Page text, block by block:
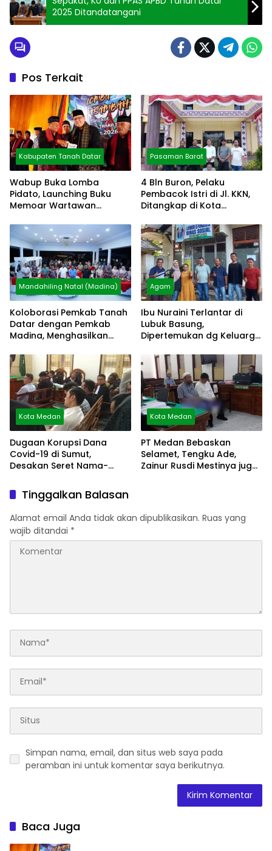
2025 Ditandatangani
Pos Terkait
Kabupaten Tanah Datar
Wabup Buka Lomba
Pidato, Launching Buku
Memoar Wartawan
Pasaman Barat
4 Bln Buron, Pelaku
Pembacok Istri di Jl. KKN,
Ditangkap di Kota
Mandahiling Natal (Madina)
Koloborasi Pemkab Tanah
Datar dengan Pemkab
Madina, Menghasilkan
Agam
Ibu Nuraini Terlantar di
Lubuk Basung,
Dipertemukan dg Keluarga
Kota Medan
Dugaan Korupsi Dana
Covid-19 di Sumut,
Desakan Seret Nama-
Kota Medan
PT Medan Bebaskan
Selamet, Tengku Ade,
Zainur Rusdi Mestinya juga
Tinggalkan Balasan
Alamat email Anda tidak akan dipublikasikan. Ruas yang
wajib ditandai *
Simpan nama, email, dan situs web saya pada
peramban ini untuk komentar saya berikutnya.
Baca Juga